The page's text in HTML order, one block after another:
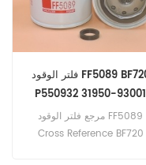
فلتر الوقود FF5089 BF720
P550932 31950-93001
ME035829
مرجع فلتر الوقود FF5089
Cross Reference BF720